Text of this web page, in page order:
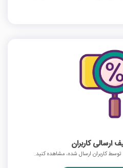
ارسالی کاربران
کاربران ارسال شده، مشاهده کنید.